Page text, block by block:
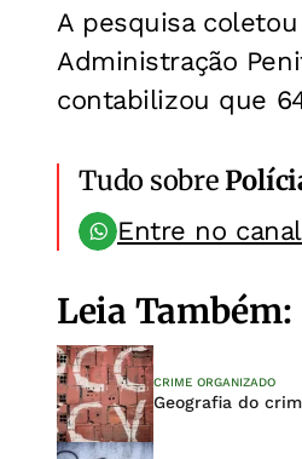
A pesquisa
Administração
contabilizou que
Tudo sobre
Entre no
Leia Também:
CRIME ORGANIZADO
Geografia do